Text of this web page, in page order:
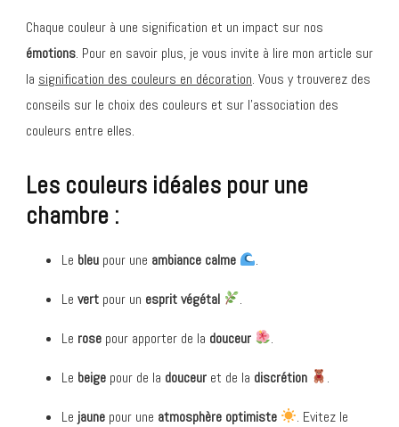
Chaque couleur à une signification et un impact sur nos
émotions. Pour en savoir plus, je vous invite à lire mon article sur
la signification des couleurs en décoration. Vous y trouverez des
conseils sur le choix des couleurs et sur l’association des
couleurs entre elles.
Les couleurs idéales pour une
chambre :
Le bleu pour une ambiance calme .
Le vert pour un esprit végétal .
Le rose pour apporter de la douceur .
Le beige pour de la douceur et de la discrétion .
Le jaune pour une atmosphère optimiste
. Evitez le